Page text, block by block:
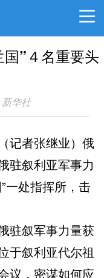
”４名重要头
新华社
者张继业）俄
驻叙利亚军事力
一处指挥所，击
叙军事力量获
于叙利亚代尔祖
议，密谋如何应